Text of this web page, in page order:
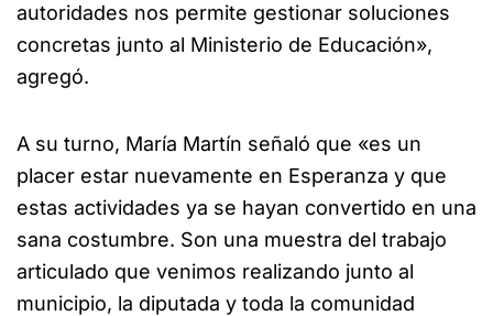
autoridades nos permite gestionar soluciones
concretas junto al Ministerio de Educación»,
agregó.
A su turno, María Martín señaló que «es un
placer estar nuevamente en Esperanza y que
estas actividades ya se hayan convertido en una
sana costumbre. Son una muestra del trabajo
articulado que venimos realizando junto al
municipio, la diputada y toda la comunidad